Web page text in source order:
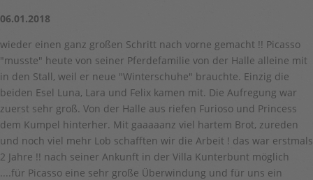
06.01.2018
wieder einen ganz großen Schritt nach vorne gemacht !! Picasso
"musste" heute von seiner Pferdefamilie von der Halle alleine mit
in den Stall, weil er neue "Winterschuhe" brauchte. Einzig die
beiden Esel Luna, Lara und Felix kamen mit. Die Aufregung war
zuerst sehr groß. Von der Halle aus riefen Furioso und Princess
dem Kumpel hinterher. Mit gaaaaanz viel hartem Brot, zureden
und noch viel mehr Lob schafften wir die Arbeit ! das war erstmals
2 Jahre !! nach seiner Ankunft in der Villa Kunterbunt möglich
....für Picasso eine sehr große Überwindung und für uns ein